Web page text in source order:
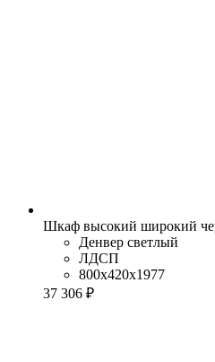
Шкаф высокий широкий
Денвер светлый
ЛДСП
800x420x1977
37 306 ₽